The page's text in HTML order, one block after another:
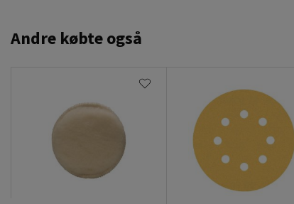
Andre købte også